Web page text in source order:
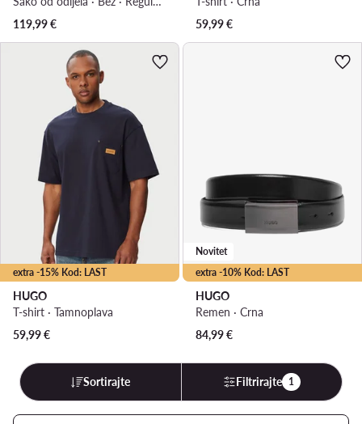
119,99€
59,99€
extra -15% Kod: LAST
HUGO
T-shirt · Tamnoplava
59,99€
extra -10% Kod: LAST
Novitet
HUGO
Remen · Crna
84,99€
Sortirajte Filtrirajte 1